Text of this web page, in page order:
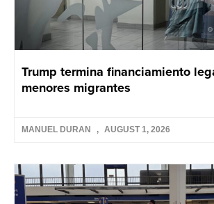
Trump termina financiamiento
menores migrantes
MANUEL DURAN AUGUST 1, 2026